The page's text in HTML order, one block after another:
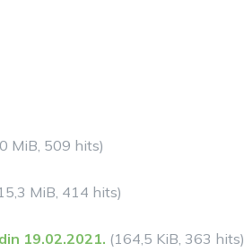
MiB, 509 hits)
MiB, 414 hits)
19.02.2021. (164,5 KiB, 363 hits)